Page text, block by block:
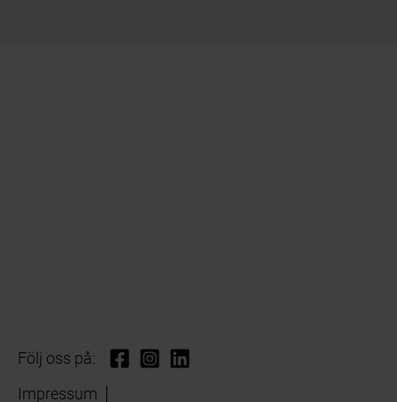
Följ oss på:
Impressum